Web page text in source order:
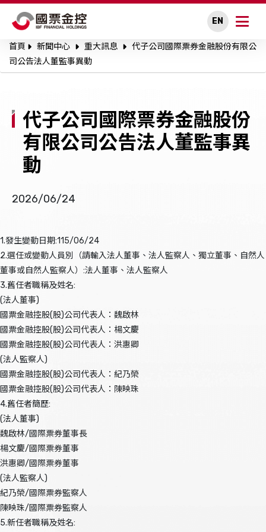
EN
於國票金控
司治理
資人關係
害關係人溝通
首頁 新聞中心 重大訊息
代子公司國際票券金融股份有限公
司公告法人董監事異動
代子公司國際票券金融股份
有限公司公告法人董監事異
動
2026/06/24
1.發生變動日期:115/06/24
2.選任或變動人員別（請輸入法人董事、法人監察人、獨立董事、自然人
董事或自然人監察人）:法人董事、法人監察人
3.舊任者職稱及姓名:
(法人董事)
國票金融控股(股)公司代表人：魏啟林
國票金融控股(股)公司代表人：楊文慶
國票金融控股(股)公司代表人：洪惠卿
(法人監察人)
國票金融控股(股)公司代表人：紀乃榮
國票金融控股(股)公司代表人：陳映珠
4.舊任者簡歷:
(法人董事)
魏啟林/國際票券董事長
楊文慶/國際票券董事
洪惠卿/國際票券董事
(法人監察人)
紀乃榮/國際票券監察人
陳映珠/國際票券監察人
5.新任者職稱及姓名: